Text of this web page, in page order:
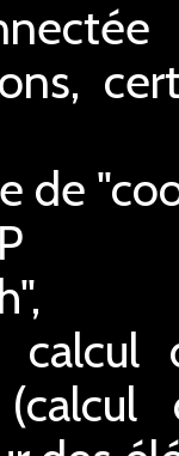
de